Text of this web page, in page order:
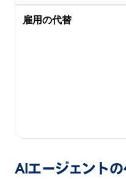
雇用の代替
AIエージェント